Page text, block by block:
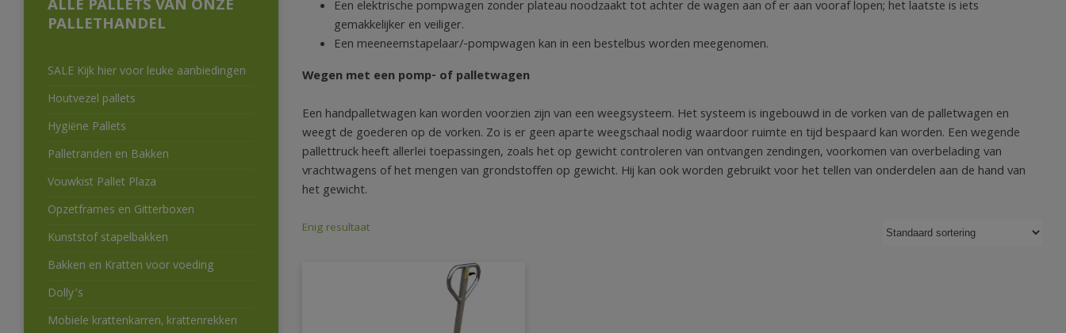
ALLE PALLETS VAN ONZE
PALLETHANDEL
SALE Kijk hier voor leuke aanbiedingen
Houtvezel pallets
Hygiëne Pallets
Palletranden en Bakken
Vouwkist Pallet Plaza
Opzetframes en Gitterboxen
Kunststof stapelbakken
Bakken en Kratten voor voeding
Dolly’s
Mobiele krattenkarren, krattenrekken
Een elektrische pompwagen zonder plateau noodzaakt tot achter de wagen aan of er aan vooraf lopen; het laatste is iets
gemakkelijker en veiliger.
Een meeneemstapelaar/-pompwagen kan in een bestelbus worden meegenomen.
Wegen met een pomp- of palletwagen
Een handpalletwagen kan worden voorzien zijn van een weegsysteem. Het systeem is ingebouwd in de vorken van de palletwagen en
weegt de goederen op de vorken. Zo is er geen aparte weegschaal nodig waardoor ruimte en tijd bespaard kan worden. Een wegende
pallettruck heeft allerlei toepassingen, zoals het op gewicht controleren van ontvangen zendingen, voorkomen van overbelading van
vrachtwagens of het mengen van grondstoffen op gewicht. Hij kan ook worden gebruikt voor het tellen van onderdelen aan de hand van
het gewicht.
Enig resultaat